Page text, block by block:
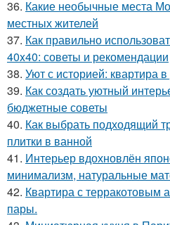
36. Какие необычные места
местных жителей
37. Как правильно
40x40: советы и рекомендации
38. Уют с историей: квартира
39. Как создать уютный
бюджетные советы
40. Как выбрать подходящий
плитки в ванной
41. Интерьер вдохновлён
минимализм, натуральные
42. Квартира с терракотовым
пары.